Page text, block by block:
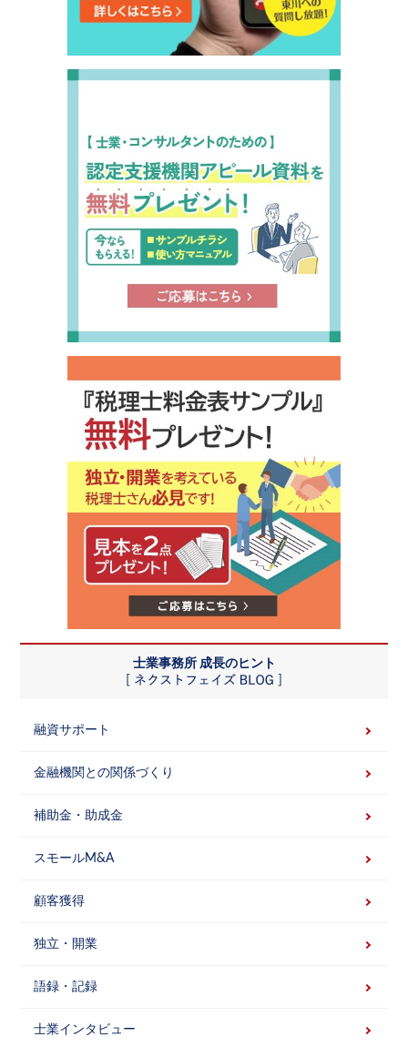
士業事務所 成長のヒント
融資サポート
金融機関との関係づくり
補助金・助成金
スモールM&A
顧客獲得
独立・開業
語録・記録
士業インタビュー